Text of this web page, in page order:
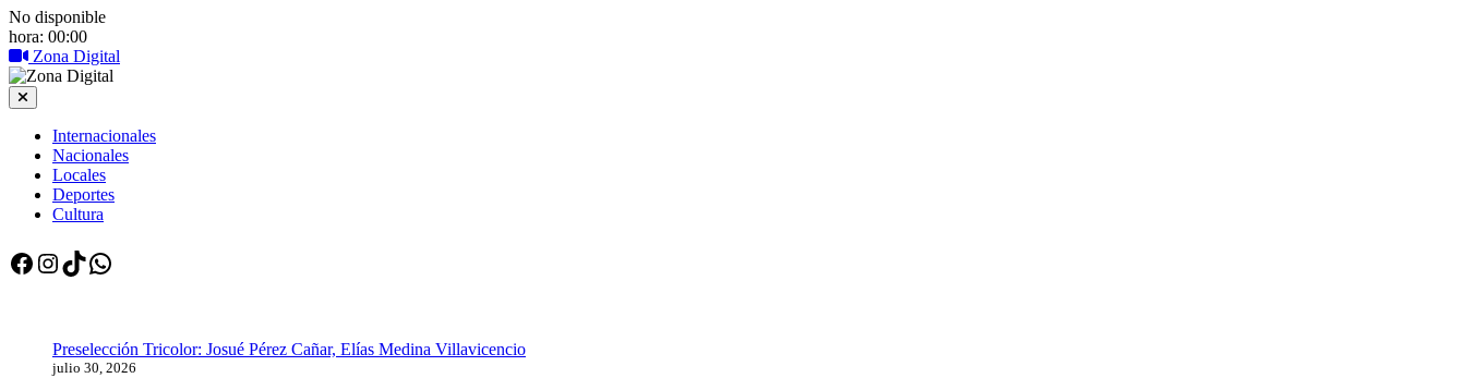
No disponible
hora: 00:00
Zona Digital
Internacionales
Nacionales
Locales
Deportes
Cultura
Facebook
Instagram
TikTok
WhatsApp
Preselección Tricolor: Josué Pérez Cañar, Elías Medina Villavicencio
julio 30, 2026